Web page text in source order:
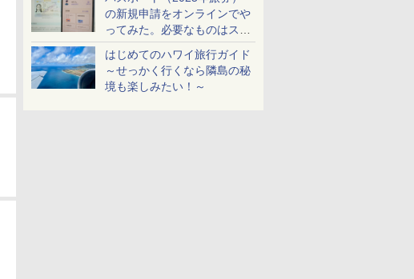
の新規申請をオンラインでや
ってみた。必要なものはスマ
ホとマイナカードのみ
はじめてのハワイ旅行ガイド
～せっかく行くなら隣島の秘
境も楽しみたい！～